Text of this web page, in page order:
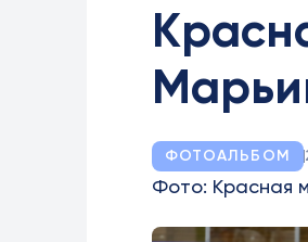
ФОТОАЛЬБОМ
Фото: Красная